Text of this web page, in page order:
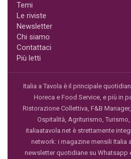
Temi
Le riviste
Newsletter
Chi siamo
Contattaci
Più letti
Italia a Tavola è il principale
Horeca e Food Service, e più in
Ristorazione Collettiva, F&B
Ospitalità, Agriturismo,
italiaatavola.net è strettamente
network: i magazine mensili Italia
newsletter quotidiane su Whatsapp